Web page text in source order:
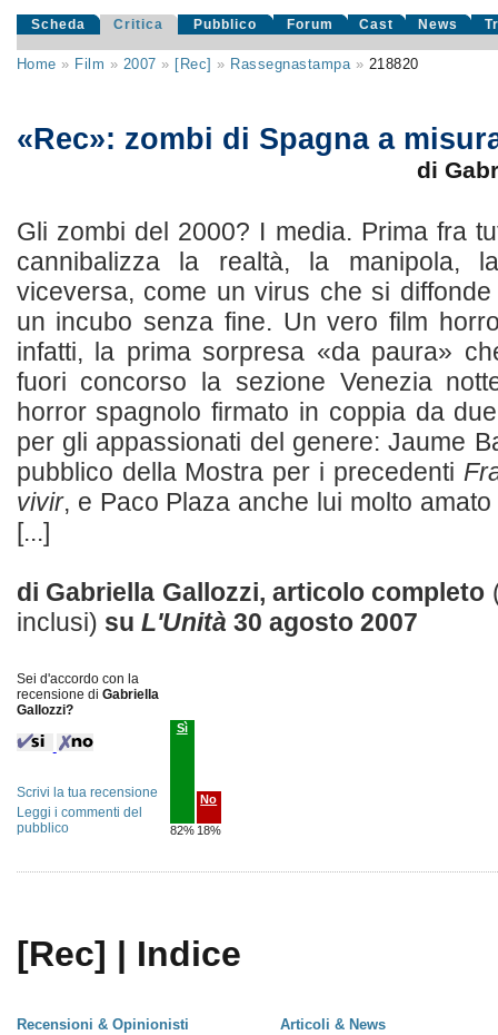
Scheda Critica Pubblico Forum Cast News
Home » Film » 2007 » [Rec] » Rassegnastampa» 218820
«Rec»: zombi di Spagna a
di
Gli zombi del 2000? I media. Prima fra
cannibalizza la realtà, la manipola,
viceversa, come un virus che si
un incubo senza fine. Un vero film
infatti, la prima sorpresa «da paura»
fuori concorso la sezione Venezia
horror spagnolo firmato in coppia da
per gli appassionati del genere: Jaume
pubblico della Mostra per i precedenti
vivir, e Paco Plaza anche lui molto
[...]
di Gabriella Gallozzi, articolo completo
inclusi) su L'Unità 30 agosto 2007
Sei d'accordo con la
recensione di Gabriella
Gallozzi?
Sì
82%
No
18%
Scrivi la tua recensione
Leggi i commenti del
pubblico
[Rec] | Indice
Recensioni & Opinionisti
Articoli & News